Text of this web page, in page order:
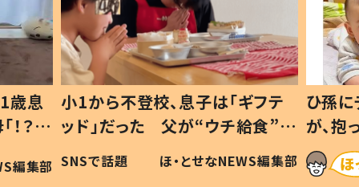
歳息
？」
編集部
小1から不登校、息子は「ギフテ
ッド」だった 父が“ウチ給食”を
作り続ける理由とは #令和の親
#令和の子
SNSで話題 ほ・とせなNEWS編集部
ひ孫
が、
「涙が
い」